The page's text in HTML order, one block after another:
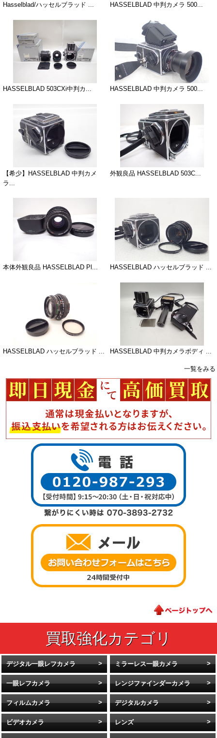
Hasselblad/ハッセルブラッド ... HASSELBLAD 中判カメラ 500...
HASSELBLAD 503CXi中判カ... HASSELBLAD 中判カメラ 500...
【希少】HASSELBLAD 中判カメ
ラ...
外観良品 HASSELBLAD 503C...
本体外観良品 HASSELBLAD Pl... HASSELBLAD ハッセルブラッド ...
HASSELBLAD ハッセルブラッド ... HASSELBLAD 中判カメラボディ ...
一覧をみる
デジタル一眼レフカメラ ミラーレス一眼カメラ
一眼レフカメラ レンジファインダーカメラ
フィルムカメラ デジタルカメラ
ビデオカメラ レンズ